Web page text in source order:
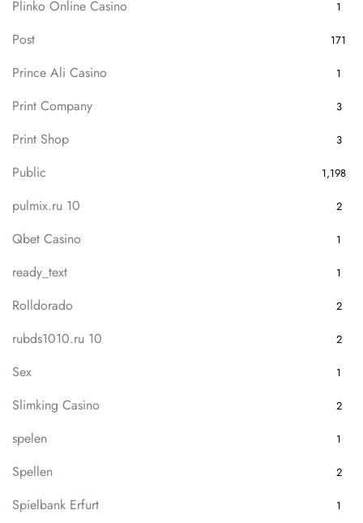
Plinko Online Casino 1
Post 171
Prince Ali Casino 1
Print Company 3
Print Shop 3
Public 1,198
pulmix.ru 10 2
Qbet Casino 1
ready_text 1
Rolldorado 2
rubds1010.ru 10 2
Sex 1
Slimking Casino 2
spelen 1
Spellen 2
Spielbank Erfurt 1